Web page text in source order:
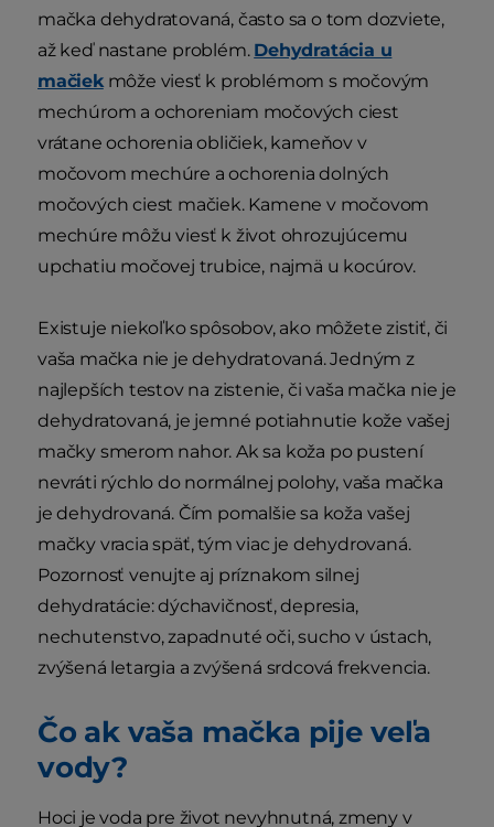
mačka dehydratovaná, často sa o tom dozviete,
až keď nastane problém. Dehydratácia u
mačiekmôže viesť k problémom s močovým
mechúrom a ochoreniam močových ciest
vrátane ochorenia obličiek, kameňov v
močovom mechúre a ochorenia dolných
močových ciest mačiek. Kamene v močovom
mechúre môžu viesť k život ohrozujúcemu
upchatiu močovej trubice, najmä u kocúrov.
Existuje niekoľko spôsobov, ako môžete zistiť, či
vaša mačka nie je dehydratovaná. Jedným z
najlepších testov na zistenie, či vaša mačka nie je
dehydratovaná, je jemné potiahnutie kože vašej
mačky smerom nahor. Ak sa koža po pustení
nevráti rýchlo do normálnej polohy, vaša mačka
je dehydrovaná. Čím pomalšie sa koža vašej
mačky vracia späť, tým viac je dehydrovaná.
Pozornosť venujte aj príznakom silnej
dehydratácie: dýchavičnosť, depresia,
nechutenstvo, zapadnuté oči, sucho v ústach,
zvýšená letargia a zvýšená srdcová frekvencia.
Čo ak vaša mačka pije veľa
vody?
Hoci je voda pre život nevyhnutná, zmeny v